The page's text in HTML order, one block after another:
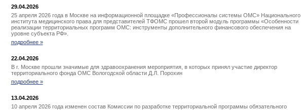
29.04.2026
25 апреля 2026 года в Москве на информационной площадке «Профессионалы системы ОМС» Национального
института медицинского права для представителей ТФОМС прошел второй модуль программы «Особенности
реализации территориальных программ ОМС: инструменты дополнительного финансового обеспечения на
уровне субъекта РФ».
подробнее »
22.04.2026
В г. Москве прошли значимые для здравоохранения мероприятия, в которых принял участие директор
территориального фонда ОМС Вологодской области Д.Л. Порохин
подробнее »
13.04.2026
10 апреля 2026 года изменен состав Комиссии по разработке территориальной программы обязательного